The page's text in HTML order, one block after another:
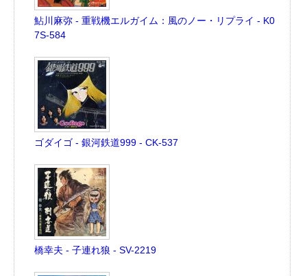
鮎川麻弥 - 重戦機エルガイム：風のノー・リプライ - K0
7S-584
ゴダイゴ - 銀河鉄道999 - CK-537
橋幸夫 - 子連れ狼 - SV-2219